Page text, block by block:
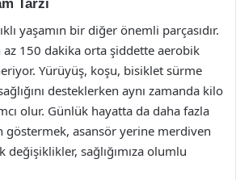
Tarzı
yaşamın bir diğer önemli parçasıdır.
az 150 dakika orta şiddette aerobik
Yürüyüş, koşu, bisiklet sürme
desteklerken aynı zamanda kilo
olur. Günlük hayatta da daha fazla
göstermek, asansör yerine merdiven
sağlığımıza olumlu